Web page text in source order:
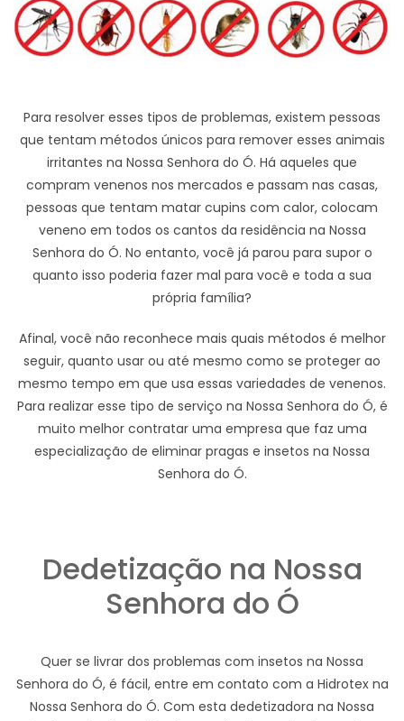
Para resolver esses tipos de problemas, existem pessoas
que tentam métodos únicos para remover esses animais
irritantes na Nossa Senhora do Ó. Há aqueles que
compram venenos nos mercados e passam nas casas,
pessoas que tentam matar cupins com calor, colocam
veneno em todos os cantos da residência na Nossa
Senhora do Ó. No entanto, você já parou para supor o
quanto isso poderia fazer mal para você e toda a sua
própria família?
Afinal, você não reconhece mais quais métodos é melhor
seguir, quanto usar ou até mesmo como se proteger ao
mesmo tempo em que usa essas variedades de venenos.
Para realizar esse tipo de serviço na Nossa Senhora do Ó, é
muito melhor contratar uma empresa que faz uma
especialização de eliminar pragas e insetos na Nossa
Senhora do Ó.
Dedetização na Nossa
Senhora do Ó
Quer se livrar dos problemas com insetos na Nossa
Senhora do Ó, é fácil, entre em contato com a Hidrotex na
Nossa Senhora do Ó. Com esta dedetizadora na Nossa